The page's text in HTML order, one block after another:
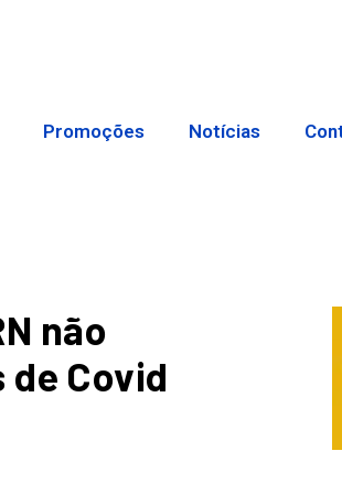
Promoções Notícias
não
Covid